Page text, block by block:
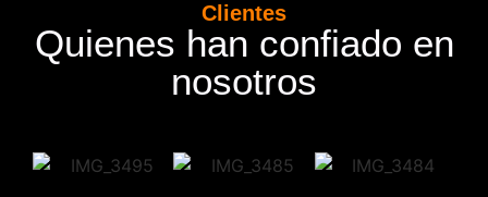
Clientes
Quienes han confiado en
nosotros